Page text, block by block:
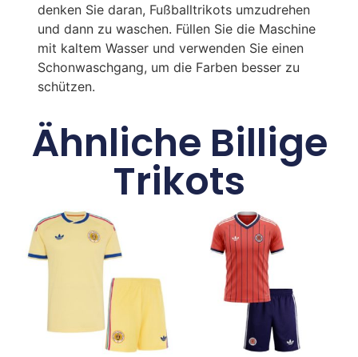
denken Sie daran, Fußballtrikots umzudrehen
und dann zu waschen. Füllen Sie die Maschine
mit kaltem Wasser und verwenden Sie einen
Schonwaschgang, um die Farben besser zu
schützen.
Ähnliche Billige
Trikots